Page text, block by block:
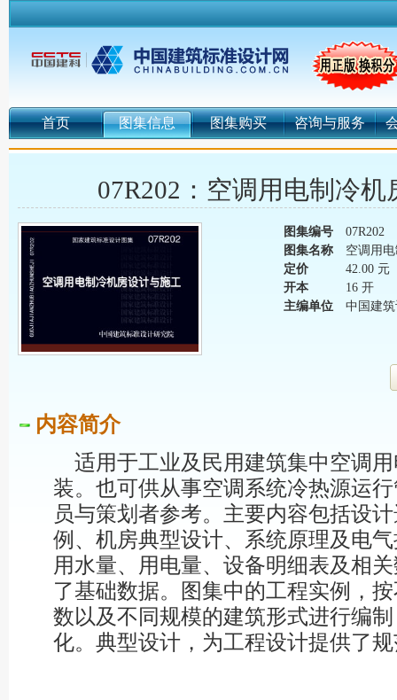
首页 图集信息 图集购买 咨询与服务
07R202：空调用电制冷
图集编号
07R202
图集名称
空调用
定价
42.00 元
开本
16 开
主编单位
中国建
内容简介
适用于工业及民用建筑集中空调
装。也可供从事空调系统冷热源运
员与策划者参考。主要内容包括设
例、机房典型设计、系统原理及电
用水量、用电量、设备明细表及相
了基础数据。图集中的工程实例，
数以及不同规模的建筑形式进行编
化。典型设计，为工程设计提供了